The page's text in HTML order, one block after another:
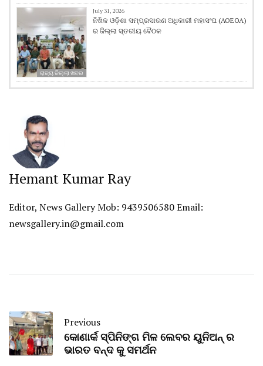
ରାଜ୍ୟ ଜିଲ୍ଲା ଖବର
July 31, 2026
ନିଖିଳ ଓଡ଼ିଶା ସମ୍ପ୍ରସାରଣ ଅଧିକାରୀ ମହାସଂଘ (AOEOA)
ର ଜିଲ୍ଲା ସ୍ତରୀୟ ବୈଠକ
Hemant Kumar Ray
Editor, News Gallery Mob: 9439506580 Email:
newsgallery.in@gmail.com
Previous
କୋଣାର୍କ ସ୍ପିନିଙ୍ଗ ମିଳ ଲେବର ୟୁନିଅନ୍ ର
ଭାରତ ବନ୍ଦ କୁ ସମର୍ଥନ